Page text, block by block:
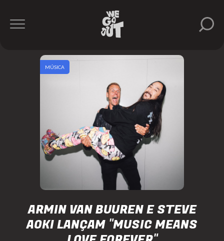
ARMIN VAN BUUREN E STEVE
AOKI LANÇAM "MUSIC MEANS
MÚSICA